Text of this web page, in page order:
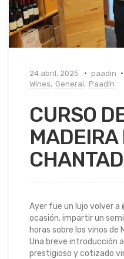
24 abril, 2025 paadin
Wines, General, Paadín
CURSO
MADEIRA
Ayer fue un lujo volver a
ocasión, impartir un
horas sobre los vinos de
Una breve introducción
prestigioso y cotizado